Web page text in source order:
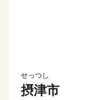
せっつし
摂津市